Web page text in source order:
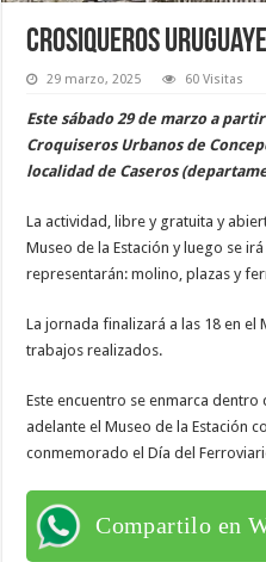
Crosiqueros
29 marzo, 2025 60 Visitas
Este sábado 29 de marzo a
Croquiseros Urbanos de
localidad de Caseros
La actividad, libre y gratuita y
Museo de la Estación y luego se
representarán: molino, plazas y
La jornada finalizará a las 18 en el
trabajos realizados.
Este encuentro se enmarca dentro
adelante el Museo de la Estación
conmemorado el Día del
Compartilo en